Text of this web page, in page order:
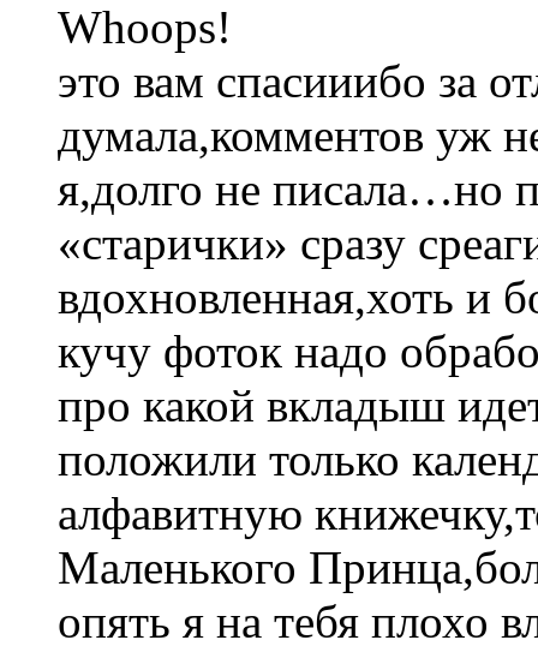
Whoops!
это вам спасииибо за
думала,комментов уж
я,долго не писала…но
«старички» сразу
вдохновленная,хоть и
кучу фоток надо
про какой вкладыш
положили только
алфавитную
Маленького
опять я на тебя плохо